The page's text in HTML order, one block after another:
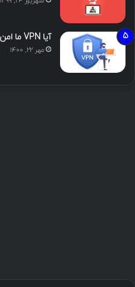
آیا VPN ما امن است؟ آموزش تست امنیت VPN
مهر ۲۲, ۱۴۰۰